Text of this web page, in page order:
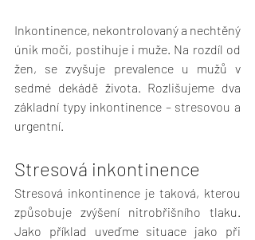
Inkontinence, nekontrolovaný a nechtěný
únik moči, postihuje i muže. Na rozdíl od
žen, se zvyšuje prevalence u mužů v
sedmé dekádě života. Rozlišujeme dva
základní typy inkontinence – stresovou a
urgentní.
Stresová inkontinence
Stresová inkontinence je taková, kterou
způsobuje zvýšení nitrobřišního tlaku.
Jako příklad uveďme situace jako při